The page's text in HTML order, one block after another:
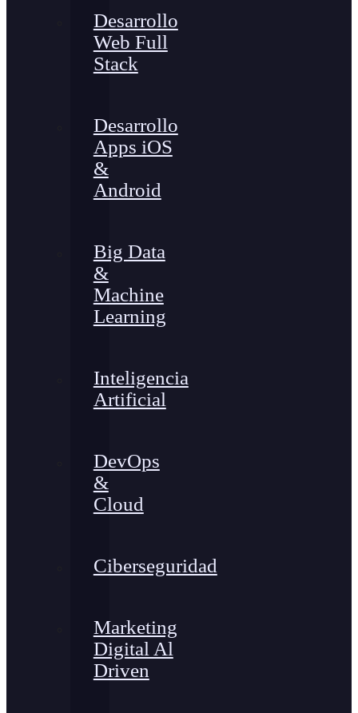
Desarrollo
Web Full
Stack
Desarrollo
Apps iOS
&
Android
Big Data
&
Machine
Learning
Inteligencia
Artificial
DevOps
&
Cloud
Ciberseguridad
Marketing
Digital Al
Driven